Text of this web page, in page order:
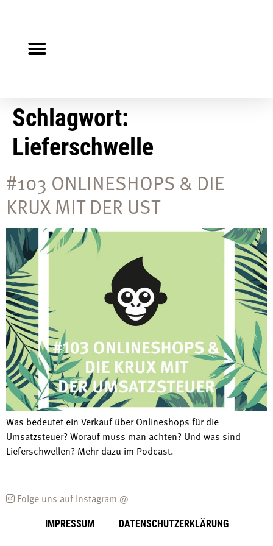
Schlagwort:
Lieferschwelle
#103 ONLINESHOPS & DIE
KRUX MIT DER UST
Was bedeutet ein Verkauf über Onlineshops für die
Umsatzsteuer? Worauf muss man achten? Und was sind
Lieferschwellen? Mehr dazu im Podcast.
Folge uns auf Instagram @
IMPRESSUM DATENSCHUTZERKLÄRUNG